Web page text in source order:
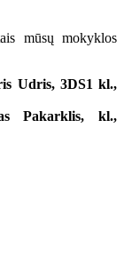
mūsų mokyklos
Udris, 3DS1 kl.,
Pakarklis, kl.,